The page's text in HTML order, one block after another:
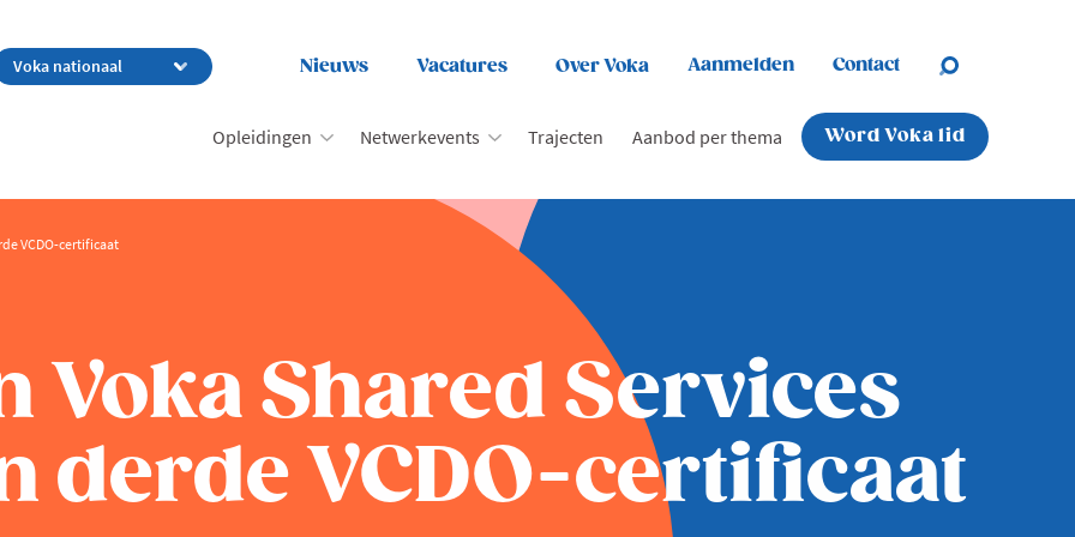
Nieuws Vacatures Over Voka Aanmelden Contact
Opleidingen Netwerkevents Trajecten Aanbod per thema Word Voka lid
VCDO-certificaat
Voka Shared Services
derde VCDO-certificaat